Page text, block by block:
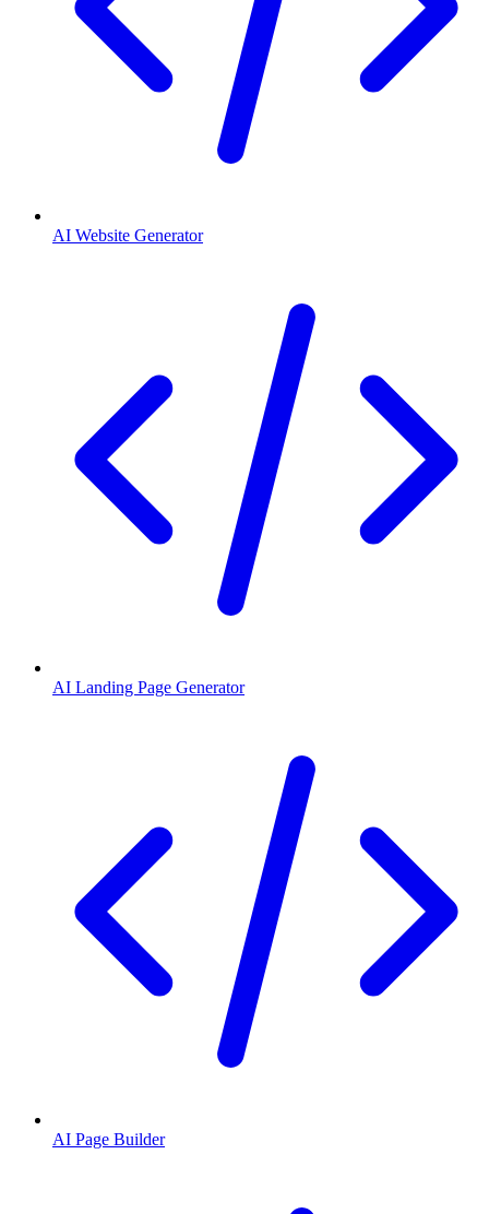
AI Website Generator
AI Landing Page Generator
AI Page Builder